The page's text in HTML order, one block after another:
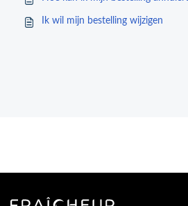
Ik wil mijn bestelling wijzigen